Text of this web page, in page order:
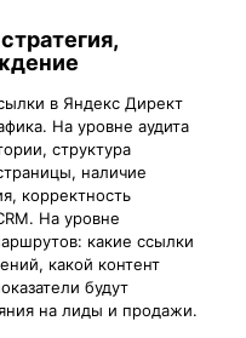
в Яндекс Директ
На уровне аудита
структура
наличие
корректность
На уровне
какие ссылки
какой контент
будут
на лиды и продажи.